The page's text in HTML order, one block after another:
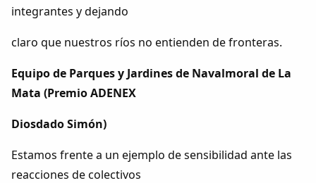
integrantes y dejando
claro que nuestros ríos no entienden de fronteras.
Equipo de Parques y Jardines de Navalmoral de La
Mata (Premio ADENEX
Diosdado Simón)
Estamos frente a un ejemplo de sensibilidad ante las
reacciones de colectivos